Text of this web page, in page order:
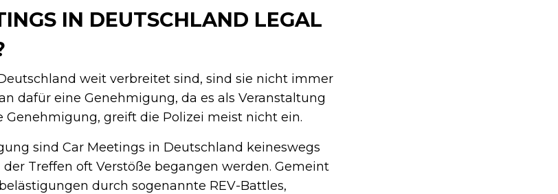
IN DEUTSCHLAND LEGAL
weit verbreitet sind, sind sie nicht immer
dafür eine Genehmigung, da es als Veranstaltung
Genehmigung, greift die Polizei meist nicht ein.
sind Car Meetings in Deutschland keineswegs
Treffen oft Verstöße begangen werden. Gemeint
durch sogenannte REV-Battles,